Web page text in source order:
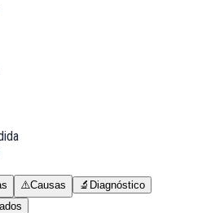
⚠️Causas 🔬 Diagnóstico